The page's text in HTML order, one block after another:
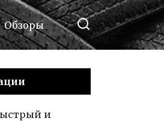
Обзоры
и